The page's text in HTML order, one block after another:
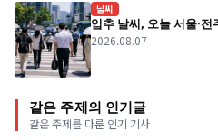
날씨
입추 날씨, 오늘 서울·전
2026.08.07
같은 주제의 인기글
같은 주제를 다룬 인기 기사